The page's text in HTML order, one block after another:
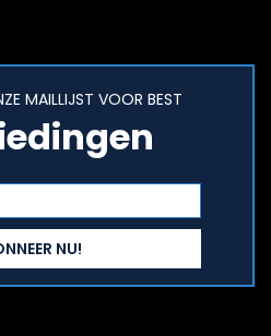
MAILLIJST VOOR BEST